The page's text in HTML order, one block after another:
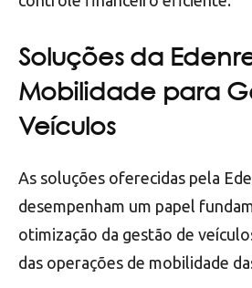
Soluções da
Mobilidade para
Veículos
As soluções oferecidas pela
desempenham um papel
otimização da gestão de
das operações de mobilidade